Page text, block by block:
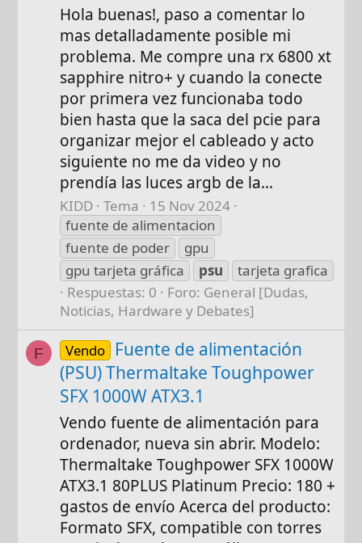
Hola buenas!, paso a comentar lo
mas detalladamente posible mi
problema. Me compre una rx 6800 xt
sapphire nitro+ y cuando la conecte
por primera vez funcionaba todo
bien hasta que la saca del pcie para
organizar mejor el cableado y acto
siguiente no me da video y no
prendía las luces argb de la...
KIDD Tema
15 Nov 2024
fuente de alimentacion
fuente de poder
gpu
gpu tarjeta gráfica
psu
tarjeta grafica
Respuestas: 0
Foro: General [Dudas,
Noticias, Hardware y Debates]
F Vendo
Fuente de alimentación
(PSU) Thermaltake Toughpower
SFX 1000W ATX3.1
Vendo fuente de alimentación para
ordenador, nueva sin abrir. Modelo:
Thermaltake Toughpower SFX 1000W
ATX3.1 80PLUS Platinum Precio: 180 +
gastos de envío Acerca del producto:
Formato SFX, compatible con torres